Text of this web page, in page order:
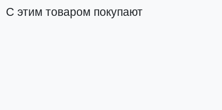
С этим товаром покупают